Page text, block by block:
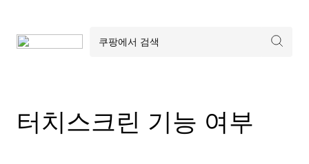
터치스크린 기능 여부